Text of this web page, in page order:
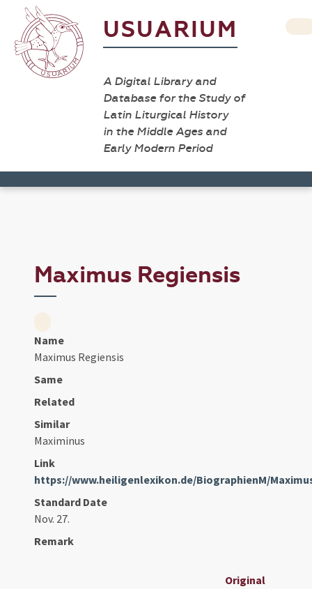
USUARIUM
A Digital Library and
Database for the Study of
Latin Liturgical History
in the Middle Ages and
Early Modern Period
Maximus Regiensis
Name
Maximus Regiensis
Same
Related
Similar
Maximinus
Link
https://www.heiligenlexikon.de/BiographienM/
Standard Date
Nov. 27.
Remark
Original